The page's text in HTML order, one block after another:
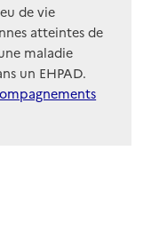
de vie
atteintes de
maladie
un EHPAD.